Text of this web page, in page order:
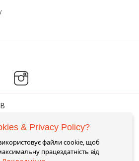
& Privacy Policy?
файли cookie, щоб
працездатність від